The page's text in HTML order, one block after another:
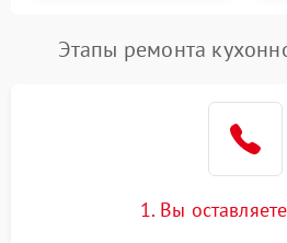
Этапы ремонта
1. Вы